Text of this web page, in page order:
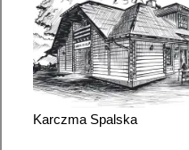
Karczma Spalska